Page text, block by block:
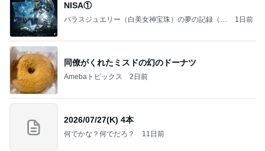
NISA①
パラスジュエリー（白美女神宝珠）の夢の記録（続
1日前
同僚がくれたミスドの幻のドーナツ
Amebaトピックス 2日前
2026/07/27(K) 4本
何でかな？何でだろ？ 11日前